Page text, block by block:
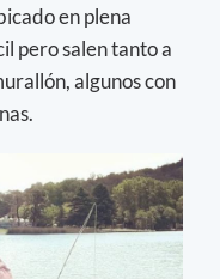
en plena
pero salen tanto a
algunos con